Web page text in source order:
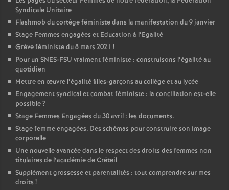
Syndicale Unitaire
Flashmob du cortège féministe dans la manifestation du 9 janvier
Stage Femmes engagées et Education à l’Egalité
Grève féministe du 8 mars 2021 !
Pour un SNES-FSU vraiment féministe : construisons l’égalité au
quotidien
Mettre en œuvre l’égalité filles-garçons au collège et au lycée
Engagement syndical et combat féministe : la conciliation est-elle
possible?
Stage Femmes Engagées du 30 avril : les documents.
Stage femme engagées. Des schémas pour construire son image
corporelle
Une nouvelle avancée dans le respect des droits des femmes non
titulaires de l’académie de Créteil
Supplément grossesse et parentalités : tout comprendre sur mes
droits !